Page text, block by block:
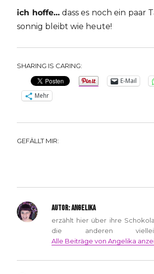
ich hoffe…dass es noch ein paar
sonnig bleibt wie heute!
SHARING IS CARING:
E-Mail
Mehr
GEFÄLLT MIR:
AUTOR:ANGELIKA
erzählt hier über ihre
die anderen
Alle Beiträge von Angelika